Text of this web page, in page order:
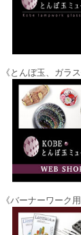
《とんぼ玉、ガラ
《バーナーワーク